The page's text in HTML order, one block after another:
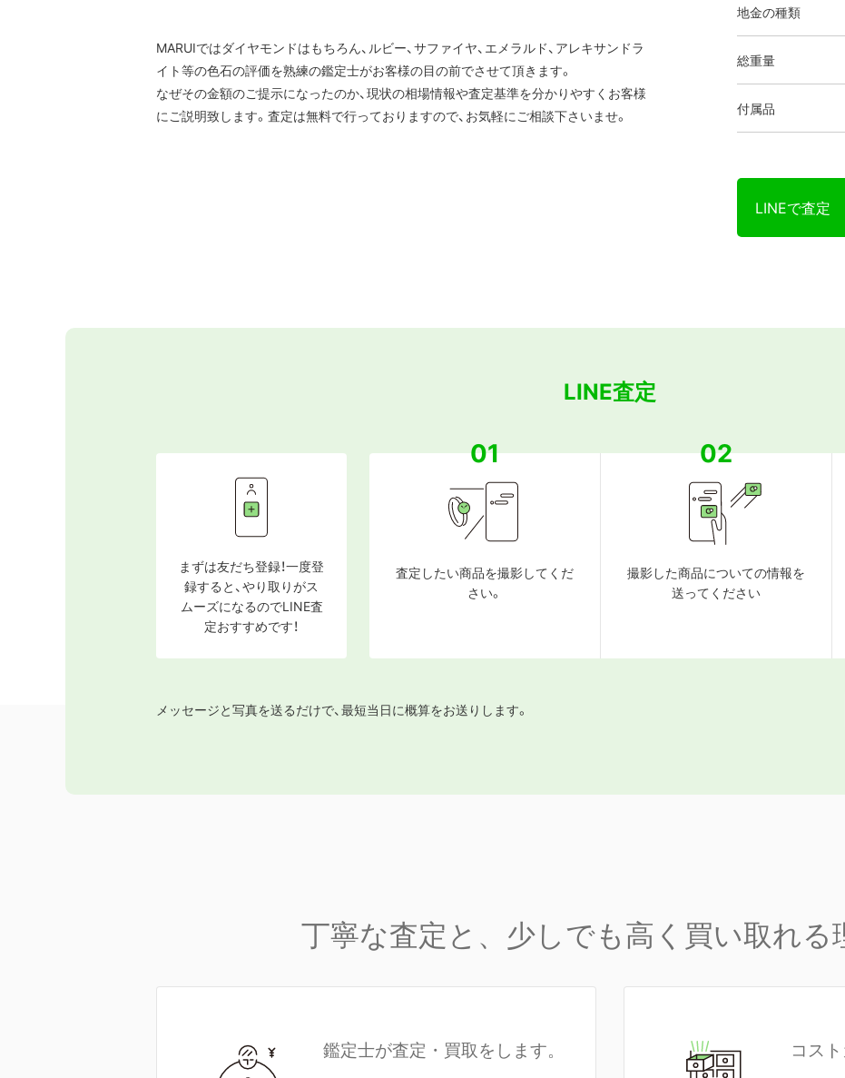
MARUIではダイヤモンドはもちろん、ルビー、サファイヤ、エメラルド、アレキサンドラ
イト等の色石の評価を熟練の鑑定士がお客様の目の前でさせて頂きます。
なぜその金額のご提示になったのか、現状の相場情報や査定基準を分かりやすくお客様
にご説明致します。査定は無料で行っておりますので、お気軽にご相談下さいませ。
地金の種類
総重量
付属品
LINEで査定
LINE査定
まずは友だち登録！一度登
録すると、やり取りがス
ムーズになるのでLINE査
定おすすめです！
01
査定したい商品を撮影してくだ
さい。
02
撮影した商品についての情報を
送ってください
メッセージと写真を送るだけで、最短当日に概算をお送りします。
丁寧な査定と、少しでも高く買い取れる
鑑定士が査定・買取をします。 コス